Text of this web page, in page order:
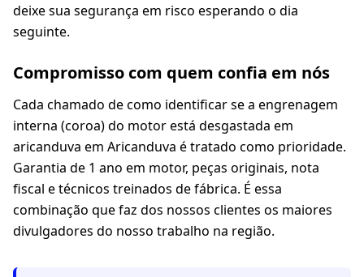
deixe sua segurança em risco esperando o dia
seguinte.
Compromisso com quem confia em nós
Cada chamado de como identificar se a engrenagem
interna (coroa) do motor está desgastada em
aricanduva em Aricanduva é tratado como prioridade.
Garantia de 1 ano em motor, peças originais, nota
fiscal e técnicos treinados de fábrica. É essa
combinação que faz dos nossos clientes os maiores
divulgadores do nosso trabalho na região.